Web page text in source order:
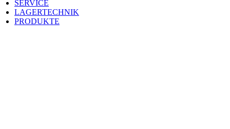
SERVICE
LAGERTECHNIK
PRODUKTE